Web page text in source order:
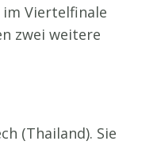
im Viertelfinale
zwei weitere
(Thailand). Sie